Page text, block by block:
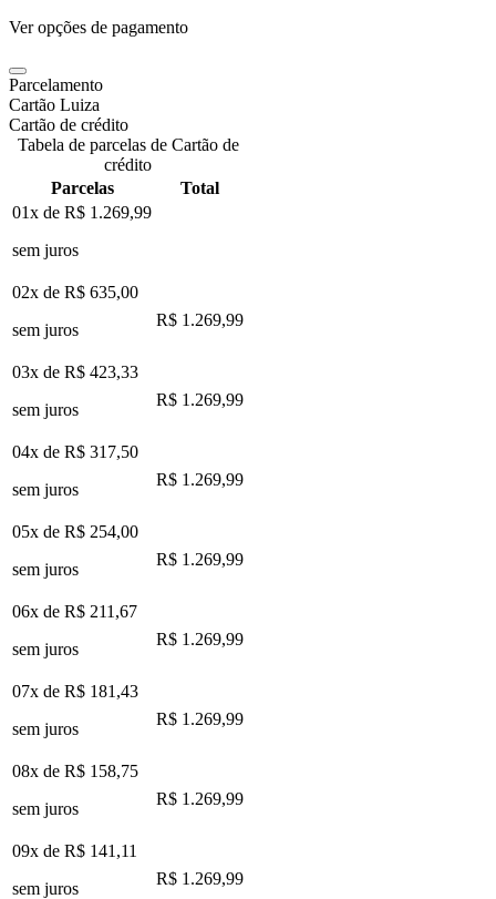
Ver opções de pagamento
Parcelamento
Cartão Luiza
Cartão de crédito
Tabela de parcelas de Cartão de
crédito
Parcelas
Total
01x de R$ 1.269,99
sem juros
02x de R$ 635,00
sem juros
R$ 1.269,99
03x de R$ 423,33
sem juros
R$ 1.269,99
04x de R$ 317,50
sem juros
R$ 1.269,99
05x de R$ 254,00
sem juros
R$ 1.269,99
06x de R$ 211,67
sem juros
R$ 1.269,99
07x de R$ 181,43
sem juros
R$ 1.269,99
08x de R$ 158,75
sem juros
R$ 1.269,99
09x de R$ 141,11
sem juros
R$ 1.269,99